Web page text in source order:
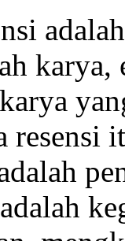
resensi